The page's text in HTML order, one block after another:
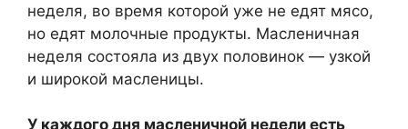
неделя, во время которой уже не едят мясо,
но едят молочные продукты. Масленичная
неделя состояла из двух половинок — узкой
и широкой масленицы.
У каждого дня масленичной недели есть